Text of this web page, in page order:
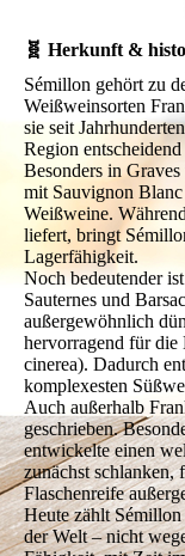
🧬 Herkunft &
Sémillon gehört zu
Weißweinsorten
sie seit
Region
Besonders in
mit Sauvignon
Weißweine.
liefert, bringt
Lagerfähigkeit.
Noch bedeutender
Sauternes und
außergewöhnlich
hervorragend für
cinerea). Dadurch
komplexesten
Auch außerhalb
geschrieben.
entwickelte einen
zunächst schlanken,
Flaschenreife
Heute zählt
der Welt – nicht